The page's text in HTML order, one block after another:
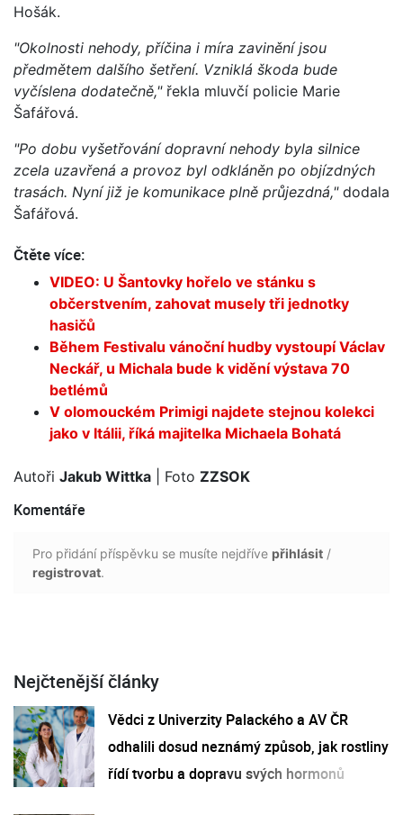
Hošák.
"Okolnosti nehody, příčina i míra zavinění jsou
předmětem dalšího šetření. Vzniklá škoda bude
vyčíslena dodatečně,"řekla mluvčí policie Marie
Šafářová.
"Po dobu vyšetřování dopravní nehody byla silnice
zcela uzavřená a provoz byl odkláněn po objízdných
trasách. Nyní již je komunikace plně průjezdná," dodala
Šafářová.
Čtěte více:
VIDEO: U Šantovky hořelo ve stánku s
občerstvením, zahovat musely tři jednotky
hasičů
Během Festivalu vánoční hudby vystoupí Václav
Neckář, u Michala bude k vidění výstava 70
betlémů
V olomouckém Primigi najdete stejnou kolekci
jako v Itálii, říká majitelka Michaela Bohatá
Autoři Jakub Wittka | Foto ZZSOK
Komentáře
Pro přidání příspěvku se musíte nejdříve přihlásit /
registrovat.
Nejčtenější články
Vědci z Univerzity Palackého a AV ČR
odhalili dosud neznámý způsob, jak rostliny
řídí tvorbu a dopravu svých hormonů